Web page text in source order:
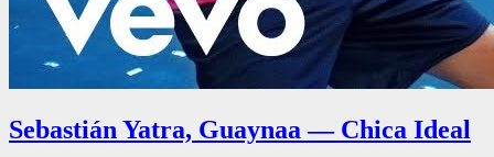
Sebastián Yatra, Guaynaa — Chica Ideal